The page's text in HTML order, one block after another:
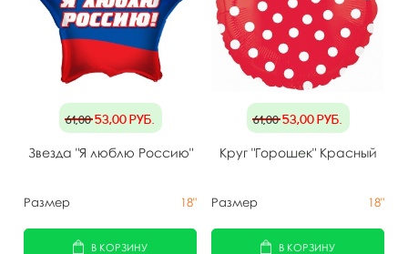
61,0053,00руб.
Звезда "Я люблю Россию"
Размер 18"
В КОРЗИНУ
61,0053,00руб.
Круг "Горошек" Красный
Размер 18"
В КОРЗИНУ